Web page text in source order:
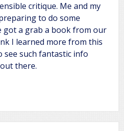
critique. Me and my
to do some
got a grab a book from our
I learned more from this
see such fantastic info
there.